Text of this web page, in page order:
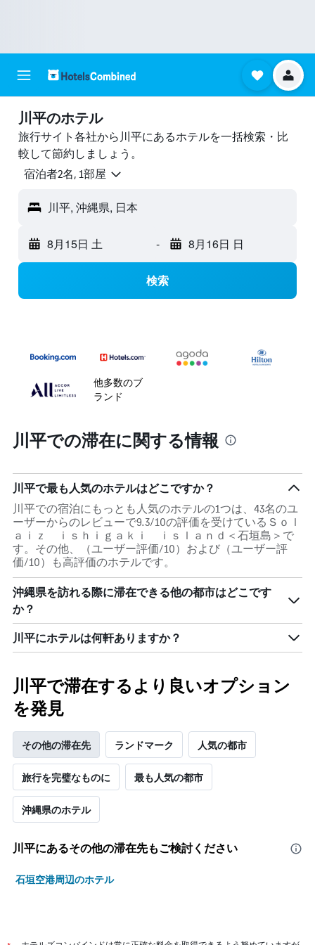
川平のホテル
旅行サイト各社から川平にあるホテルを一括検索・比
較して節約しましょう。
宿泊者2名, 1​部屋
川平, 沖縄県, 日本
8月15日 土 - 8月16日 日
検索
他多数のブ
ランド
川平での滞在に関する情報
川平で最も人気のホテルはどこですか？
川平での宿泊にもっとも人気のホテルの1つは、43名のユ
ーザーからのレビューで9.3/10の評価を受けているＳｏｌ
ａｉｚ ｉｓｈｉｇａｋｉ ｉｓｌａｎｄ＜石垣島＞で
す。その他、（ユーザー評価/10）および（ユーザー評
価/10）も高評価のホテルです。
沖縄県を訪れる際に滞在できる他の都市はどこです
か？
川平にホテルは何軒ありますか？
川平で滞在するより良いオプション
を発見
その他の滞在先 ランドマーク 人気の都市
旅行を完璧なものに 最も人気の都市
沖縄県のホテル
川平​にあるその他の滞在先もご検討ください
石垣空港周辺のホテル